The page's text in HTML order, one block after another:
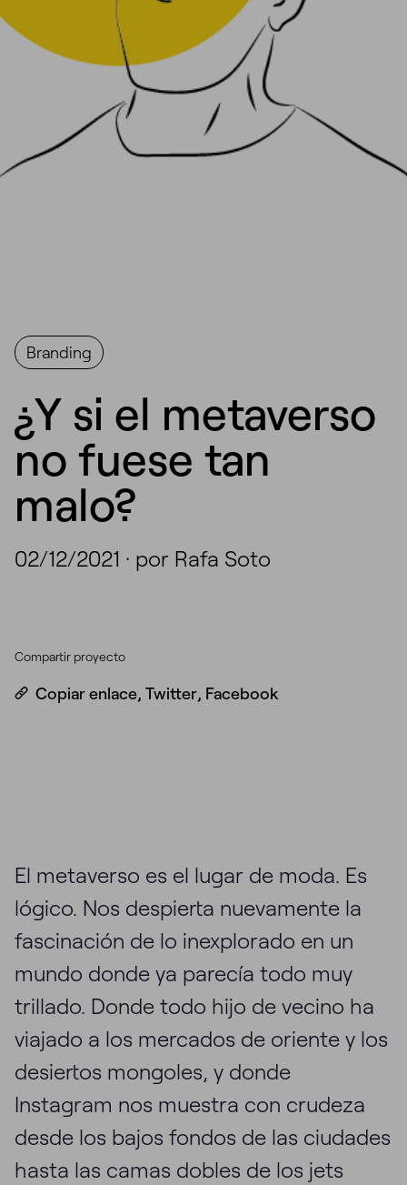
Branding
¿Y si el metaverso
no fuese tan
malo?
02/12/2021 · por Rafa Soto
Compartir proyecto
Copiar enlace, Twitter, Facebook
El metaverso es el lugar de moda. Es
lógico. Nos despierta nuevamente la
fascinación de lo inexplorado en un
mundo donde ya parecía todo muy
trillado. Donde todo hijo de vecino ha
viajado a los mercados de oriente y los
desiertos mongoles, y donde
Instagram nos muestra con crudeza
desde los bajos fondos de las ciudades
hasta las camas dobles de los jets